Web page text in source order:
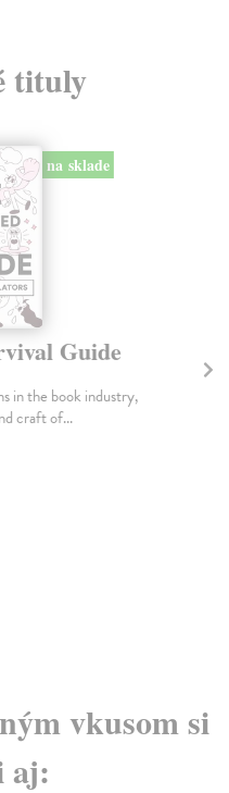
tituly
na sklade
Guide
in the book industry,
craft of...
vkusom si
aj: